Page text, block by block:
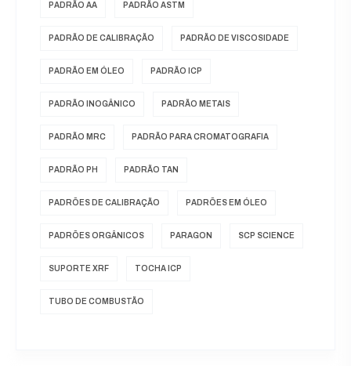
PADRÃO AA PADRÃO ASTM
PADRÃO DE CALIBRAÇÃO PADRÃO DE VISCOSIDADE
PADRÃO EM ÓLEO PADRÃO ICP
PADRÃO INOGÂNICO PADRÃO METAIS
PADRÃO MRC PADRÃO PARA CROMATOGRAFIA
PADRÃO PH PADRÃO TAN
PADRÕES DE CALIBRAÇÃO PADRÕES EM ÓLEO
PADRÕES ORGÂNICOS PARAGON SCP SCIENCE
SUPORTE XRF TOCHA ICP
TUBO DE COMBUSTÃO